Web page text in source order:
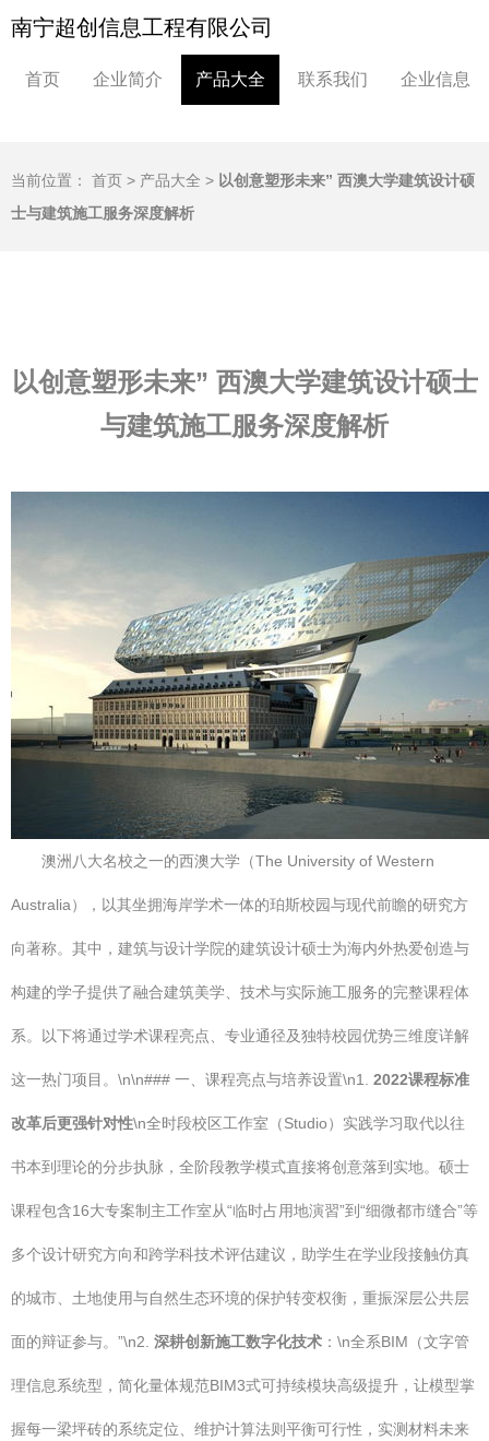
南宁超创信息工程有限公司
首页 企业简介 产品大全 联系我们 企业信息
当前位置： 首页 > 产品大全 > 以创意塑形未来” 西澳大学建筑设计硕
士与建筑施工服务深度解析
以创意塑形未来” 西澳大学建筑设计硕士
与建筑施工服务深度解析
澳洲八大名校之一的西澳大学（The University of Western
Australia），以其坐拥海岸学术一体的珀斯校园与现代前瞻的研究方
向著称。其中，建筑与设计学院的建筑设计硕士为海内外热爱创造与
构建的学子提供了融合建筑美学、技术与实际施工服务的完整课程体
系。以下将通过学术课程亮点、专业通径及独特校园优势三维度详解
这一热门项目。\n\n### 一、课程亮点与培养设置\n1. 2022课程标准
改革后更强针对性\n全时段校区工作室（Studio）实践学习取代以往
书本到理论的分步执脉，全阶段教学模式直接将创意落到实地。硕士
课程包含16大专案制主工作室从“临时占用地演習”到“细微都市缝合”等
多个设计研究方向和跨学科技术评估建议，助学生在学业段接触仿真
的城市、土地使用与自然生态环境的保护转变权衡，重振深层公共层
面的辩证参与。”\n2. 深耕创新施工数字化技术 ：\n全系BIM（文字管
理信息系统型，简化量体规范BIM3式可持续模块高级提升，让模型掌
握每一梁坪砖的系统定位、维护计算法则平衡可行性，实测材料未来